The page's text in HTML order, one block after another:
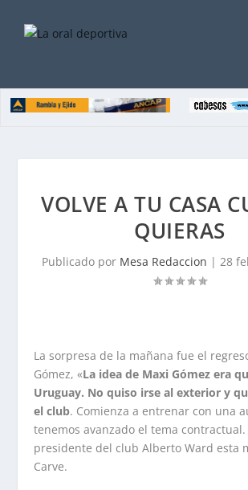
VOLVE A TU CASA
QUIERAS
Publicado por Mesa Redaccion | 28
La sorpresa de la mañana fue el
Gómez, «La idea de Maxi Gómez era
Uruguay. No quiso irse al exterior y
el club. Comienza a entrenar con una
tenemos avanzado el tema
presidente del club Alberto Ward esta
Carve.